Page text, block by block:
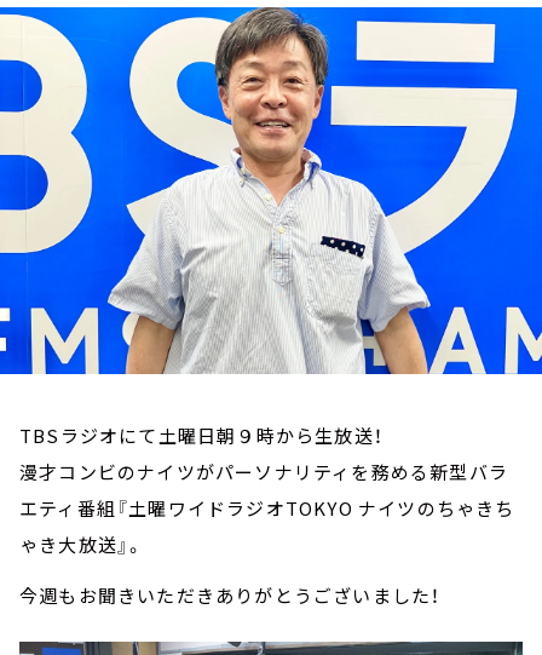
お知らせ
イベント・グッズ
YouTube
会社情報
TBSラジオにて土曜日朝９時から生放送！
漫才コンビのナイツがパーソナリティを務める新型バラ
エティ番組『土曜ワイドラジオTOKYO ナイツのちゃきち
ゃき大放送』。
今週もお聞きいただきありがとうございました！